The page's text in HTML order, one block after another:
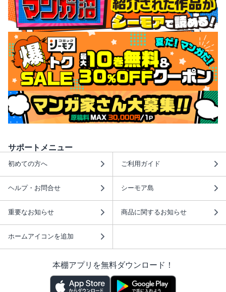
サポートメニュー
初めての方へ ご利用ガイド
ヘルプ・お問合せ シーモア島
重要なお知らせ 商品に関するお知らせ
ホームアイコンを追加
本棚アプリを無料ダウンロード！